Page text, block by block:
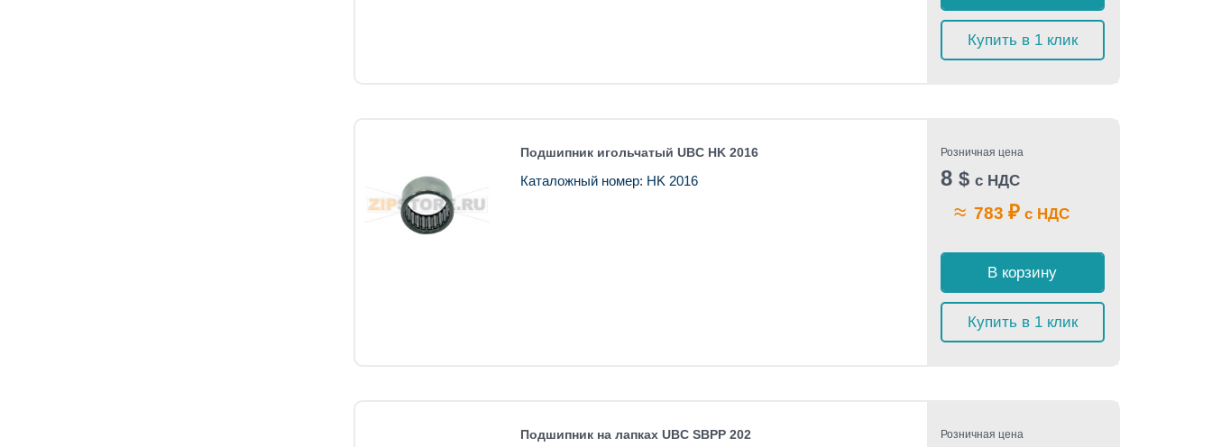
Купить в 1 клик
Подшипник игольчатый UBC HK 2016
Каталожный номер: HK 2016
Розничная цена
8 $ с НДС
≈ 783 ₽с НДС
В корзину
Купить в 1 клик
Подшипник на лапках UBC SBPP 202 Розничная цена